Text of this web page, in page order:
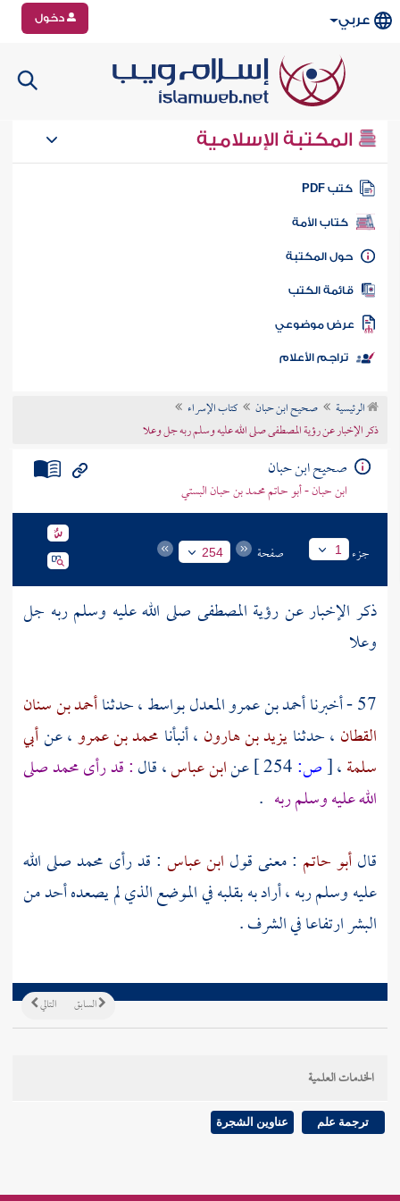
عربي دخول
المكتبة الإسلامية
كتب PDF
كتاب الأمة
المكتبة
الكتب
موضوعي
تراجم الأعلام
الرئيسية صحيح ابن حبان
كتاب الإسراء
ذكر الإخبار عن رؤية المصطفى صلى الله عليه وسلم ربه جل وعلا
صحيح ابن حبان
ابن حبان - أبو حاتم محمد بن حبان البستي
جزء 1 صفحة 254
ذكر الإخبار عن رؤية المصطفى صلى الله عليه وسلم ربه جل
وعلا
57 - أخبرنا
أحمد بن عمرو المعدلبواسط، حدثناأحمد بن سنان
القطان ، حدثنايزيد بن هارون ، أنبأنا محمد بن عمرو، عنأبي
سلمة،[ص: عنابن عباس، قال: قد رأىمحمدصلى
الله عليه وسلم ربه .
قالأبو حاتم : معنى قول ابن عباس : قد رأى محمدصلى الله
عليه وسلم ربه ، أراد به بقلبه في الموضع الذي لم يصعده أحد من
البشر ارتفاعا في الشرف .
التالي السابق
الخدمات العلمية
ترجمة علم عناوين الشجرة